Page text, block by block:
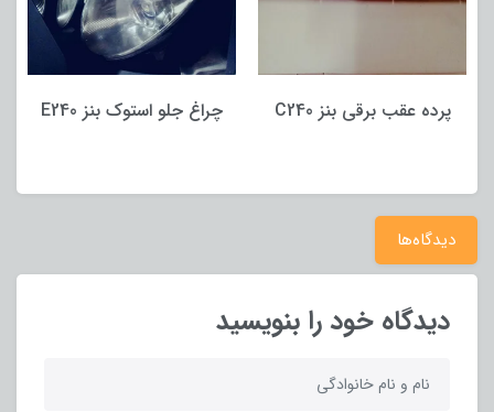
پرده عقب برقی بنز C240 چراغ جلو استوک بنز E240
دیدگاه‌ها
دیدگاه خود را بنویسید